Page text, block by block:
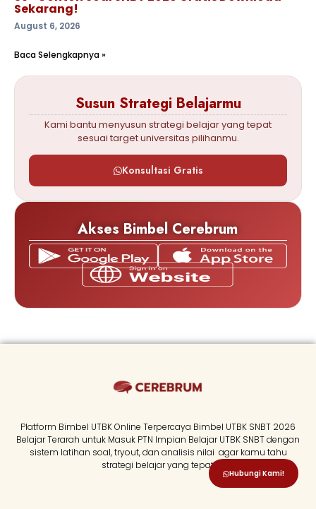
Sekarang!
August 6, 2026
Baca Selengkapnya »
Susun Strategi Belajarmu
Kami bantu menyusun strategi belajar yang tepat
sesuai target universitas pilihanmu.
Konsultasi Gratis
Akses Bimbel Cerebrum
Platform Bimbel UTBK Online Terpercaya Bimbel UTBK SNBT 2026
Belajar Terarah untuk Masuk PTN Impian Belajar UTBK SNBT dengan
sistem latihan soal, tryout, dan analisis nilai agar kamu tahu
strategi belajar yang tepat.
Hubungi Kami!